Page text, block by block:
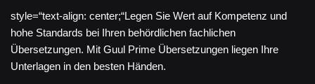
style=“text-align: center;“Legen Sie Wert auf Kompetenz und
hohe Standards bei Ihren behördlichen fachlichen
Übersetzungen. Mit Guul Prime Übersetzungen liegen Ihre
Unterlagen in den besten Händen.